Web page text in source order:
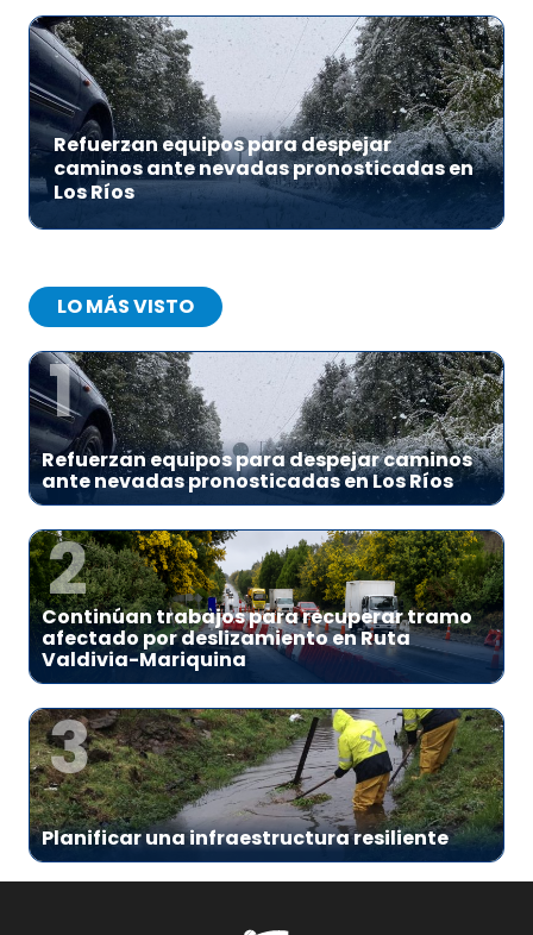
Refuerzan equipos para despejar
caminos ante nevadas pronosticadas en
Los Ríos
LO MÁS VISTO
1
Refuerzan equipos para despejar caminos
ante nevadas pronosticadas en Los Ríos
2
Continúan trabajos para recuperar tramo
afectado por deslizamiento en Ruta
Valdivia-Mariquina
3
Planificar una infraestructura resiliente